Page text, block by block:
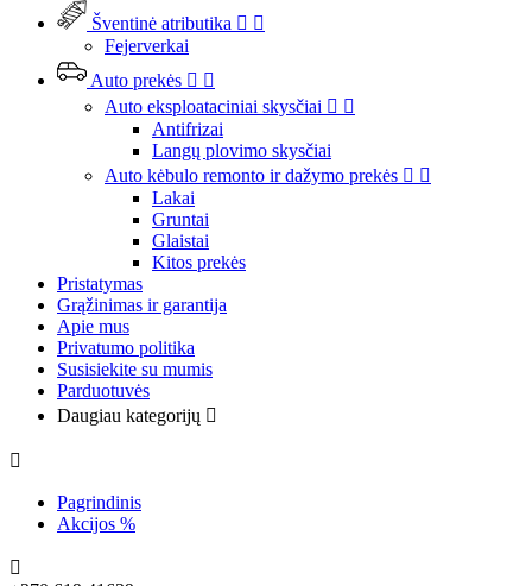
Šventinė atributika  
Fejerverkai
Auto prekės  
Auto eksploataciniai skysčiai  
Antifrizai
Langų plovimo skysčiai
Auto kėbulo remonto ir dažymo prekės  
Lakai
Gruntai
Glaistai
Kitos prekės
Pristatymas
Grąžinimas ir garantija
Apie mus
Privatumo politika
Susisiekite su mumis
Parduotuvės
Daugiau kategorijų 

Pagrindinis
Akcijos %
